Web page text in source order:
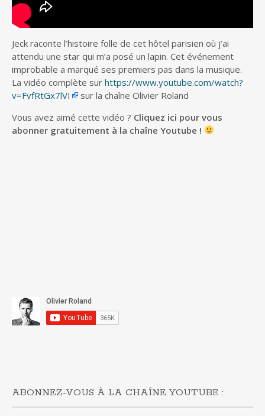
Jeck raconte l’histoire folle de cet hôtel parisien où j’ai
attendu une star qui m’a posé un lapin. Cet événement
improbable a marqué ses premiers pas dans la musique.
La vidéo complète sur https://www.youtube.com/watch?
v=FvfRtGx7lVI
sur la chaîne Olivier Roland
Vous avez aimé cette vidéo ? Cliquez ici pour vous
abonner gratuitement à la chaîne Youtube !
ABONNEZ-VOUS À LA CHAÎNE YOUTUBE :